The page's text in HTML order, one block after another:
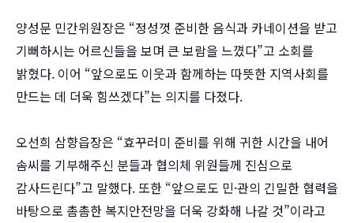
양성문 민간위원장은 “정성껏 준비한 음식과 카네이션을 받고
기뻐하시는 어르신들을 보며 큰 보람을 느꼈다”고 소회를
밝혔다. 이어 “앞으로도 이웃과 함께하는 따뜻한 지역사회를
만드는 데 더욱 힘쓰겠다”는 의지를 다졌다.
오선희 삼향읍장은 “효꾸러미 준비를 위해 귀한 시간을 내어
솜씨를 기부해주신 분들과 협의체 위원들께 진심으로
감사드린다”고 말했다. 또한 “앞으로도 민·관의 긴밀한 협력을
바탕으로 촘촘한 복지안전망을 더욱 강화해 나갈 것”이라고